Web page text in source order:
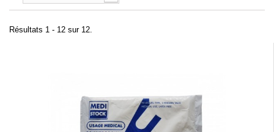
Résultats 1 - 12 sur 12.